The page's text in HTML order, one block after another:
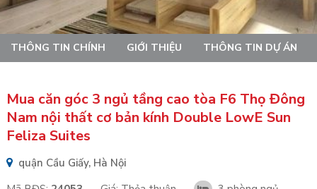
THÔNG TIN CHÍNH GIỚI THIỆU THÔNG TIN DỰ ÁN
Mua căn góc 3 ngủ tầng cao tòa F6 Thọ Đông
Nam nội thất cơ bản kính Double LowE Sun
Feliza Suites
quận Cầu Giấy, Hà Nội